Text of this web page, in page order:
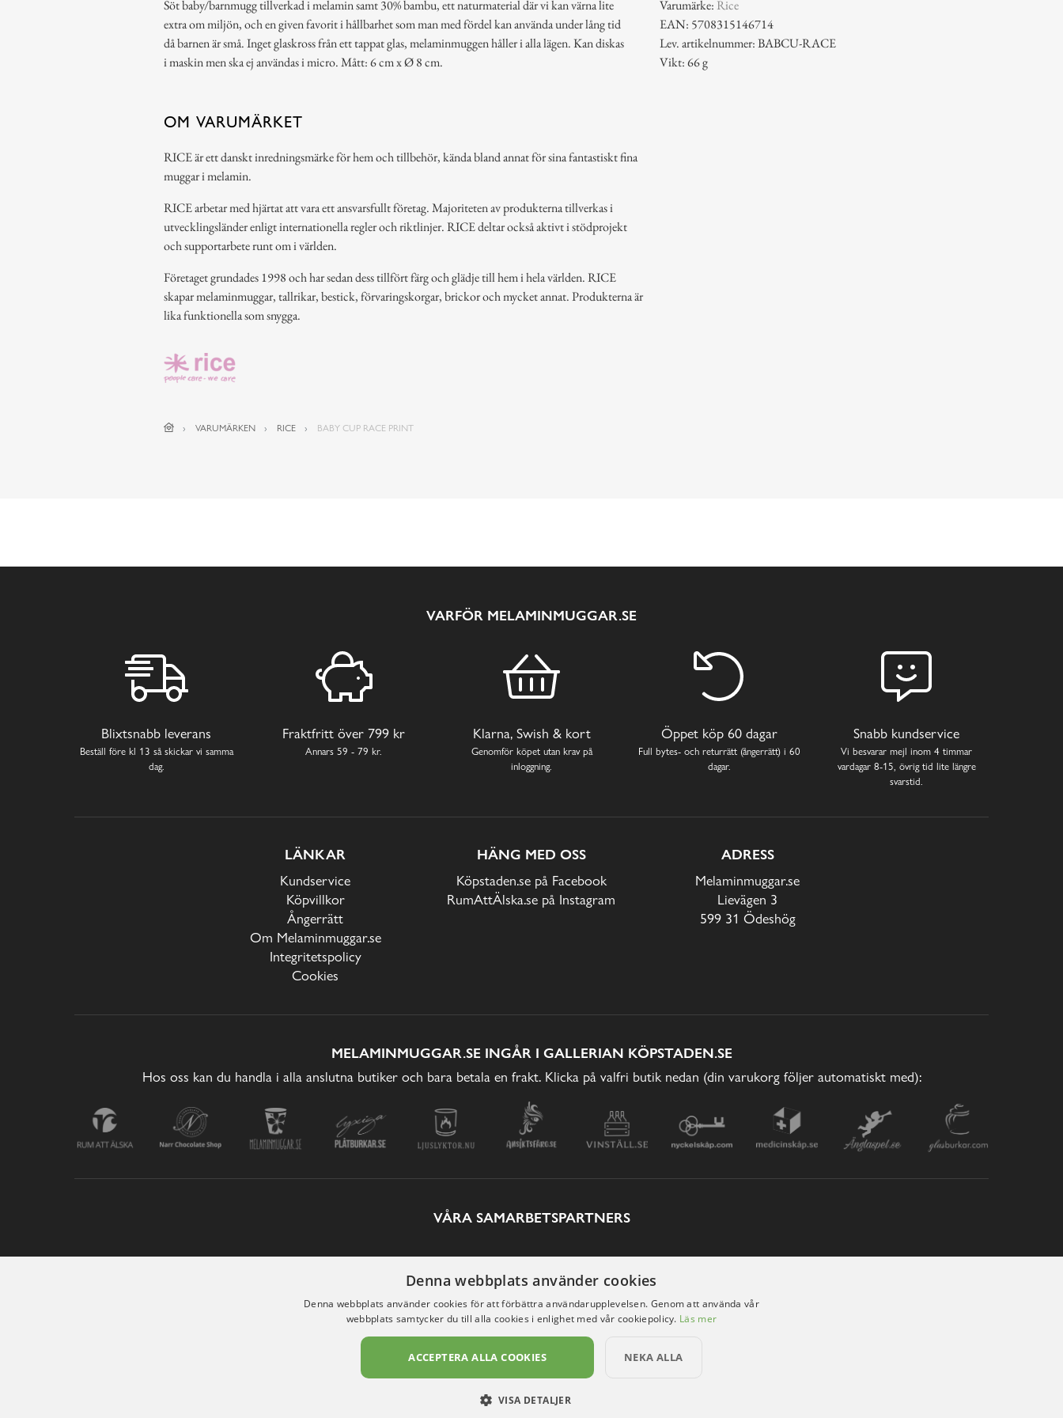
Söt baby/barnmugg tillverkad i melamin samt 30% bambu, ett naturmaterial där vi kan värna lite
extra om miljön, och en given favorit i hållbarhet som man med fördel kan använda under lång tid
då barnen är små. Inget glaskross från ett tappat glas, melaminmuggen håller i alla lägen. Kan diskas
i maskin men ska ej användas i micro. Mått: 6 cm x Ø 8 cm.
Varumärke: Rice
EAN: 5708315146714
Lev. artikelnummer: BABCU-RACE
Vikt: 66 g
OM VARUMÄRKET
RICE är ett danskt inredningsmärke för hem och tillbehör, kända bland annat för sina fantastiskt fina
muggar i melamin.
RICE arbetar med hjärtat att vara ett ansvarsfullt företag. Majoriteten av produkterna tillverkas i
utvecklingsländer enligt internationella regler och riktlinjer. RICE deltar också aktivt i stödprojekt
och supportarbete runt om i världen.
Företaget grundades 1998 och har sedan dess tillfört färg och glädje till hem i hela världen. RICE
skapar melaminmuggar, tallrikar, bestick, förvaringskorgar, brickor och mycket annat. Produkterna är
lika funktionella som snygga.
VARUMÄRKEN RICE BABY CUP RACE PRINT
VARFÖR MELAMINMUGGAR.SE
Blixtsnabb leverans
Beställ före kl 13 så skickar vi samma
dag.
Fraktfritt över 799 kr
Annars 59 - 79 kr.
Klarna, Swish & kort
Genomför köpet utan krav på
inloggning.
Öppet köp 60 dagar
Full bytes- och returrätt (ångerrätt) i 60
dagar.
Snabb kundservice
Vi besvarar mejl inom 4 timmar
vardagar 8-15, övrig tid lite längre
svarstid.
LÄNKAR
Kundservice
Köpvillkor
Ångerrätt
Om Melaminmuggar.se
Integritetspolicy
Cookies
HÄNG MED OSS
Köpstaden.se på Facebook
RumAttÄlska.se på Instagram
ADRESS
Melaminmuggar.se
Lievägen 3
599 31 Ödeshög
MELAMINMUGGAR.SE INGÅR I GALLERIAN KÖPSTADEN.SE
Hos oss kan du handla i alla anslutna butiker och bara betala en frakt. Klicka på valfri butik nedan (din varukorg följer automatiskt med):
VÅRA SAMARBETSPARTNERS
Denna webbplats använder cookies
Denna webbplats använder cookies för att förbättra användarupplevelsen. Genom att använda vår
webbplats samtycker du till alla cookies i enlighet med vår cookiepolicy. Läs mer
ACCEPTERA ALLA COOKIES NEKA ALLA
VISA DETALJER